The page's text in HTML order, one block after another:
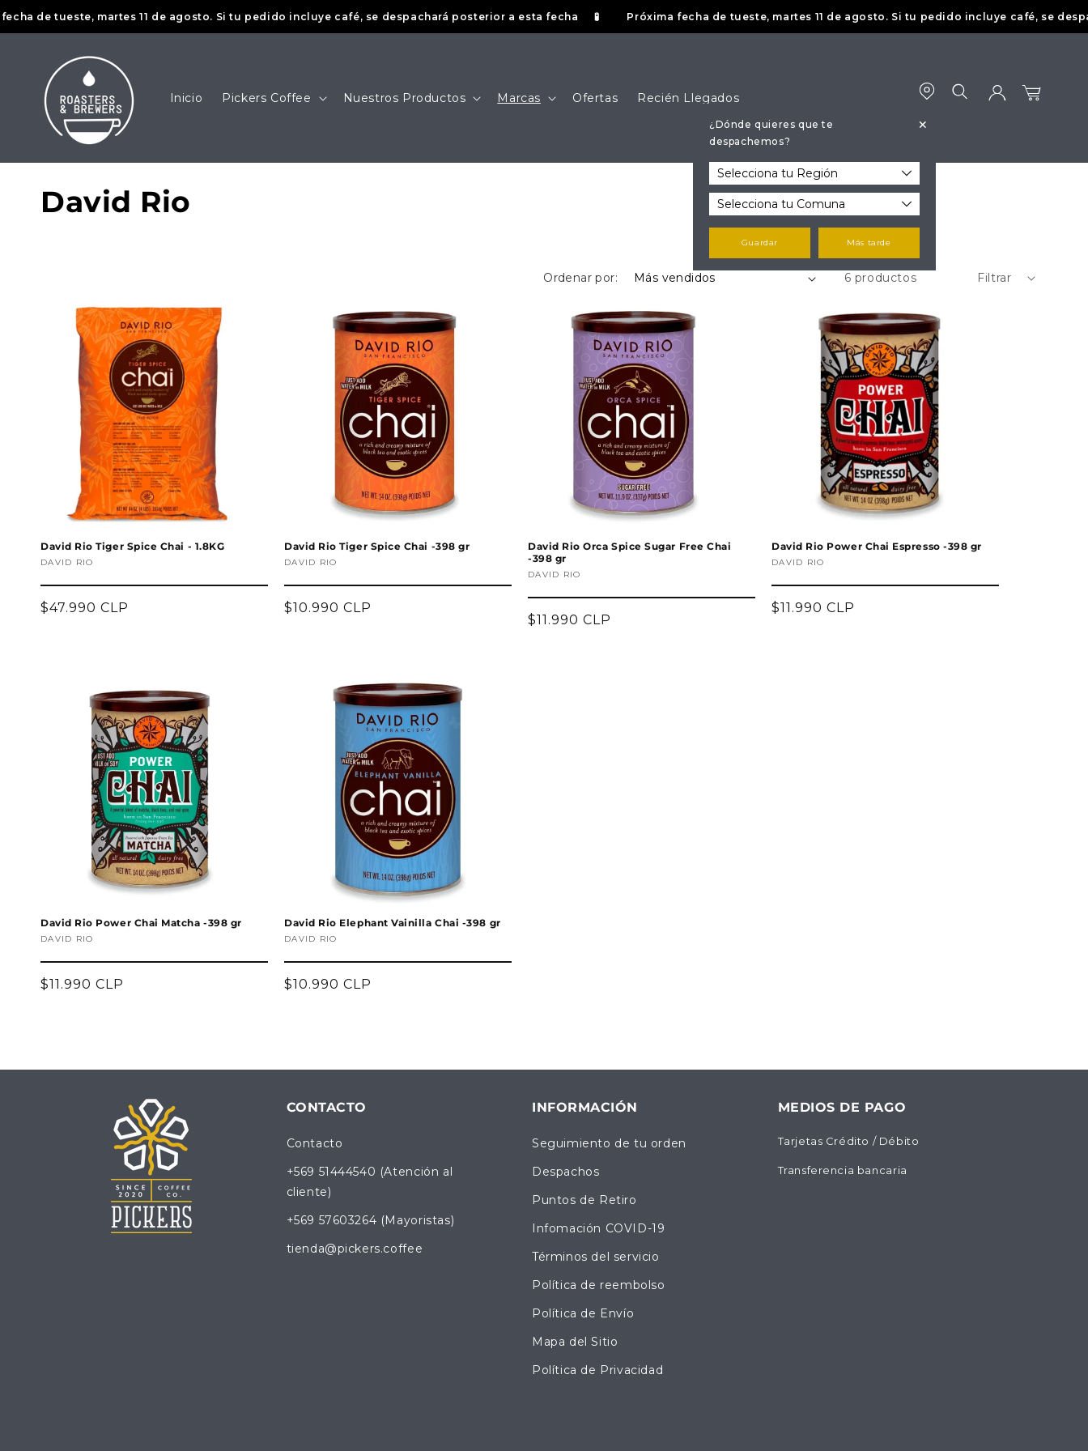
directamente
al contenido
de tueste, martes 11 de agosto. Si tu pedido incluye café, se despachará posterior a esta fecha 🧪 Próxima fecha de tueste, martes 11 de agosto. Si tu pedido incluye café, se
Inicio Pickers Coffee Nuestros Productos Marcas Ofertas Recién Llegados
¿Dónde quieres que te
despachemos?
+
Guardar Más tarde
C
:
David Rio
Ordenar por: 6 productos Filtrar
David Rio Tiger Spice Chai - 1.8KG
Proveedor:
DAVID RIO
Precio
$47.990 CLP
David Rio Tiger Spice Chai -398 gr
Proveedor:
DAVID RIO
Precio
$10.990 CLP
David Rio Orca Spice Sugar Free Chai
-398 gr
Proveedor:
DAVID RIO
Precio
$11.990 CLP
David Rio Power Chai Espresso -398 gr
Proveedor:
DAVID RIO
Precio
$11.990 CLP
David Rio Power Chai Matcha -398 gr
Proveedor:
DAVID RIO
Precio
$11.990 CLP
David Rio Elephant Vainilla Chai -398 gr
Proveedor:
DAVID RIO
Precio
$10.990 CLP
CONTACTO
Contacto
+569 51444540 (Atención al
cliente)
+569 57603264 (Mayoristas)
tienda@pickers.coffee
INFORMACIÓN
Seguimiento de tu orden
Despachos
Puntos de Retiro
Infomación COVID-19
Términos del servicio
Política de reembolso
Política de Envío
Mapa del Sitio
Política de Privacidad
MEDIOS DE PAGO
Tarjetas Crédito / Débito
Transferencia bancaria